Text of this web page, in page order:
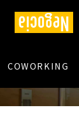
COWORKING